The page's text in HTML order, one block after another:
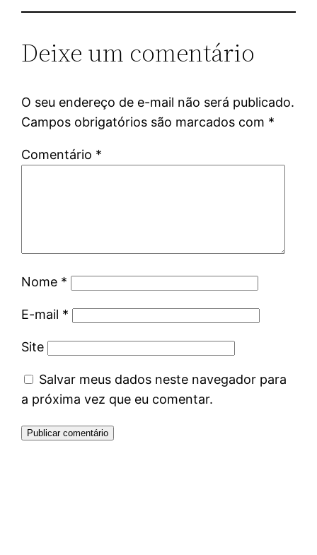
Deixe um comentário
O seu endereço de e-mail não será publicado.
Campos obrigatórios são marcados com *
Comentário *
Nome *
E-mail *
Site
Salvar meus dados neste navegador para
a próxima vez que eu comentar.